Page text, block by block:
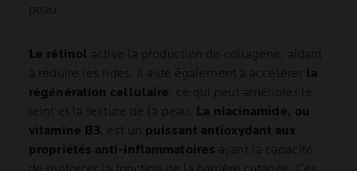
peau.
Le rétinol active la production de collagène, aidant
à réduire les rides. Il aide également à accélérer la
régénération cellulaire , ce qui peut améliorer le
teint et la texture de la peau. La niacinamide, ou
vitamine B3 , est un puissant antioxydant aux
propriétés anti-inflammatoires ayant la capacité